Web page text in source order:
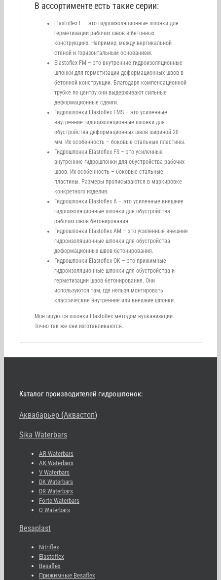
В ассортименте есть такие серии:
Elastoflex F – это гидроизоляционные шпонки для
герметизации рабочих швов в бетонных
конструкциях. Например, между вертикальной
стеной и горизонтальным основанием.
Elastoflex FM – это внутренние гидроизоляционные
шпонки для герметизации деформационных швов в
бетонной конструкции. Благодаря компенсационной
трубке по центру они выдерживают сильные
деформационные сдвиги.
Гидрошпонки Elastoflex FMS – это усиленные
внутренние гидроизоляционные шпонки для
обустройства деформационных швов шириной 20
мм. Их особенность – боковые стальные пластины.
Гидрошпонки Elastoflex FS – это усиленные
внутренние гидрошпонки для обустройства рабочих
швов. Их особенность – боковые стальные
пластины. Размеры прописываются в маркировке
конкретного изделия.
Гидрошпонки Elastoflex A – это усиленные внешние
гидроизоляционные шпонки для обустройства
рабочих швов бетонирования.
Гидрошпонки Elastoflex AM – это усиленные внешние
гидроизоляционные шпонки для обустройства
деформационных швов бетонирования.
Гидрошпонки Elastoflex OK – это прижимные
гидроизоляционные шпонки для обустройства и
герметизации швов бетонирования. Они
используются там, где нельзя монтировать
классические внутренние или внешние шпонки.
Монтируются шпонки Elastoflex методом вулканизации.
Точно так же они изготавливаются.
Каталог производителей гидрошпонок:
Аквабарьер (Аквастоп)
Sika Waterbars
AR Waterbars
AK Waterbars
V Waterbars
DK Waterbars
DR Waterbars
Forte Waterbars
O Waterbars
Besaplast
Nitriflex
Elastoflex
Besaflex
Прижимные Besaflex